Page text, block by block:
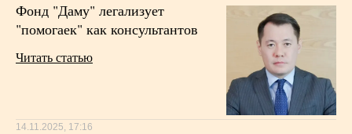
Фонд "Даму" легализует
"помогаек" как консультантов
Читать статью
14.11.2025, 17:16